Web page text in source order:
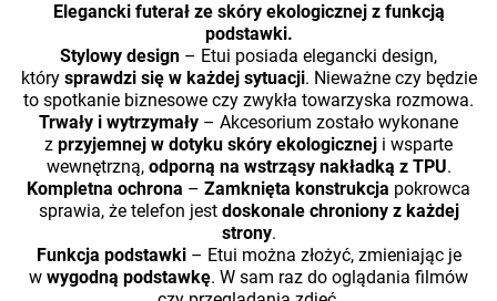
Elegancki futerał ze skóry ekologicznej z funkcją
podstawki.
Stylowy design – Etui posiada elegancki design,
który sprawdzi się w każdej sytuacji. Nieważne czy będzie
to spotkanie biznesowe czy zwykła towarzyska rozmowa.
Trwały i wytrzymały – Akcesorium zostało wykonane
z przyjemnej w dotyku skóry ekologicznej i wsparte
wewnętrzną, odporną na wstrząsy nakładką z TPU.
Kompletna ochrona – Zamknięta konstrukcja pokrowca
sprawia, że telefon jest doskonale chroniony z każdej
strony.
Funkcja podstawki– Etui można złożyć, zmieniając je
w wygodną podstawkę. W sam raz do oglądania filmów